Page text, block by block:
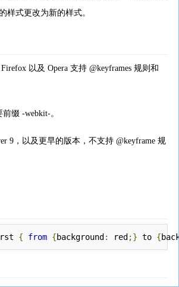
样式更改为新的样式。
以及 Opera 支持 @keyframes 规则和
缀 -webkit-。
9，以及更早的版本，不支持 @keyframe 规
{ from {background : red ;} to {